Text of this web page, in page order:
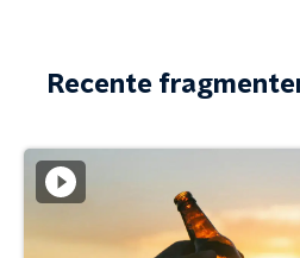
Recente